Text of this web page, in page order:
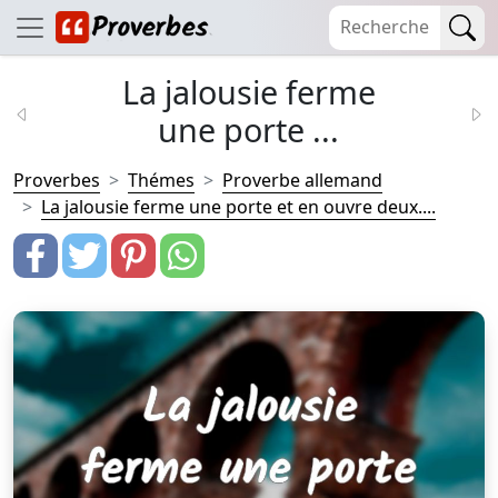
La jalousie ferme
une porte ...
Proverbes Thémes
Proverbe allemand
La jalousie ferme une porte et en ouvre deux....